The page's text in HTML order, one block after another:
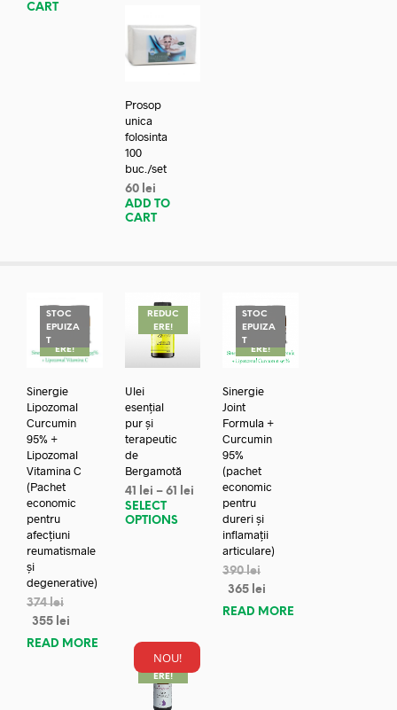
CART
Prosop
unica
folosinta
100
buc./set
60 lei
ADD TO
CART
STOC
EPUIZA
TREDUC
ERE!
Sinergie
Lipozomal
Curcumin
95% +
Lipozomal
Vitamina C
(Pachet
economic
pentru
afecțiuni
reumatismale
și
degenerative)
374lei
355 lei
READ MORE
REDUC
ERE!
Ulei
esențial
pur și
terapeutic
de
Bergamotă
41 lei – 61
lei
SELECT
OPTIONS
STOC
EPUIZA
TREDUC
ERE!
Sinergie
Joint
Formula +
Curcumin
95%
(pachet
economic
pentru
dureri și
inflamații
articulare)
390lei
365 lei
READ MORE
NOU!
REDUC
ERE!